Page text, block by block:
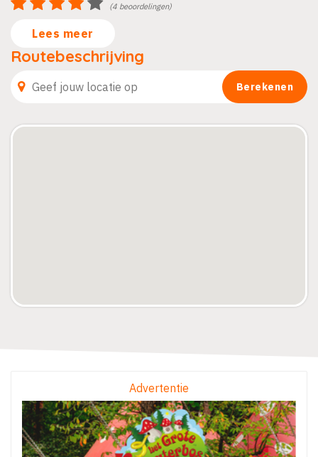
(4 beoordelingen)
Lees meer
Routebeschrijving
Advertentie